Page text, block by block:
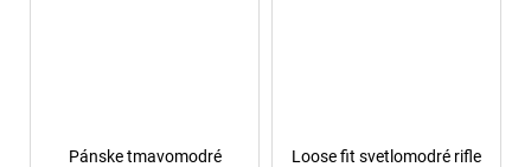
Pánske tmavomodré
Loose fit svetlomodré rifle